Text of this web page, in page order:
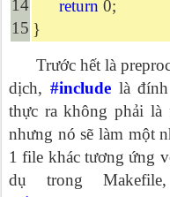
14
15
return 0;
}
Trước hết là
dịch, #include là
thực ra không phải là
nhưng nó sẽ làm một
1 file khác tương ứng
dụ trong